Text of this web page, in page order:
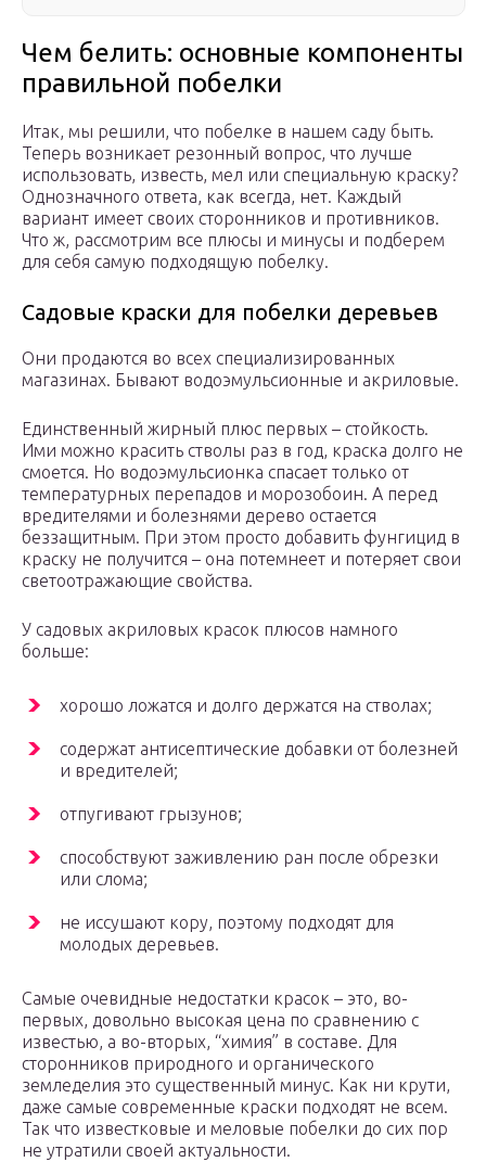
Чем белить: основные компоненты
правильной побелки
Итак, мы решили, что побелке в нашем саду быть.
Теперь возникает резонный вопрос, что лучше
использовать, известь, мел или специальную краску?
Однозначного ответа, как всегда, нет. Каждый
вариант имеет своих сторонников и противников.
Что ж, рассмотрим все плюсы и минусы и подберем
для себя самую подходящую побелку.
Садовые краски для побелки деревьев
Они продаются во всех специализированных
магазинах. Бывают водоэмульсионные и акриловые.
Единственный жирный плюс первых – стойкость.
Ими можно красить стволы раз в год, краска долго не
смоется. Но водоэмульсионка спасает только от
температурных перепадов и морозобоин. А перед
вредителями и болезнями дерево остается
беззащитным. При этом просто добавить фунгицид в
краску не получится – она потемнеет и потеряет свои
светоотражающие свойства.
У садовых акриловых красок плюсов намного
больше:
хорошо ложатся и долго держатся на стволах;
содержат антисептические добавки от болезней
и вредителей;
отпугивают грызунов;
способствуют заживлению ран после обрезки
или слома;
не иссушают кору, поэтому подходят для
молодых деревьев.
Самые очевидные недостатки красок – это, во-
первых, довольно высокая цена по сравнению с
известью, а во-вторых, “химия” в составе. Для
сторонников природного и органического
земледелия это существенный минус. Как ни крути,
даже самые современные краски подходят не всем.
Так что известковые и меловые побелки до сих пор
не утратили своей актуальности.